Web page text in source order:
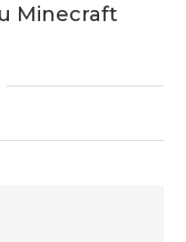
Minecraft